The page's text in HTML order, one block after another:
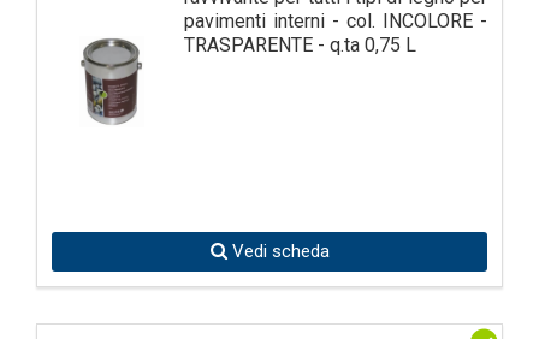
pavimenti interni - col. INCOLORE -
TRASPARENTE - q.ta 0,75 L
Vedi scheda